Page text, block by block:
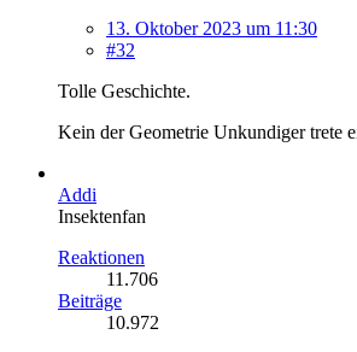
13. Oktober 2023 um 11:30
#32
Tolle Geschichte.
Kein der Geometrie Unkundiger trete
Addi
Insektenfan
Reaktionen
11.706
Beiträge
10.972